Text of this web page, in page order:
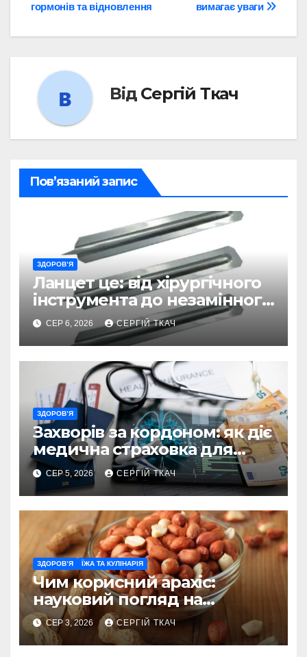
вимагає уваги
гормонів та відновлення
Від Сергій Ткач
Пов’язаний запис
ЗДОРОВ’Я
Ланцет це: від хірургічного
інструмента до незамінного
помічника в діагностиці
СЕР 6, 2026 СЕРГІЙ ТКАЧ
ЗДОРОВ’Я
Захворів за кордоном: як діє
медична страховка для
туристів
СЕР 5, 2026 СЕРГІЙ ТКАЧ
ЗДОРОВ’Я ЇЖА ТА КУЛІНАРІЯ
Чим корисний арахіс:
науковий погляд на
поживну цінність
СЕР 3, 2026 СЕРГІЙ ТКАЧ